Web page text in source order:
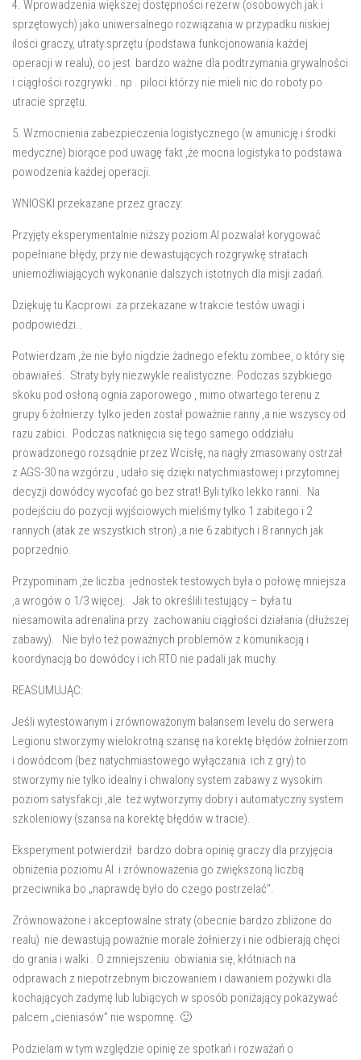
4. Wprowadzenia większej dostępności rezerw (osobowych jak i
sprzętowych) jako uniwersalnego rozwiązania w przypadku niskiej
ilości graczy, utraty sprzętu (podstawa funkcjonowania każdej
operacji w realu), co jest bardzo ważne dla podtrzymania grywalności
i ciągłości rozgrywki . np . piloci którzy nie mieli nic do roboty po
utracie sprzętu.
5. Wzmocnienia zabezpieczenia logistycznego (w amunicję i środki
medyczne) biorące pod uwagę fakt ,że mocna logistyka to podstawa
powodzenia każdej operacji.
WNIOSKI przekazane przez graczy:
Przyjęty eksperymentalnie niższy poziom AI pozwalał korygować
popełniane błędy, przy nie dewastujących rozgrywkę stratach
uniemożliwiających wykonanie dalszych istotnych dla misji zadań.
Dziękuję tu Kacprowi za przekazane w trakcie testów uwagi i
podpowiedzi..
Potwierdzam ,że nie było nigdzie żadnego efektu zombee, o który się
obawiałeś. Straty były niezwykle realistyczne. Podczas szybkiego
skoku pod osłoną ognia zaporowego , mimo otwartego terenu z
grupy 6 żołnierzy tylko jeden został poważnie ranny ,a nie wszyscy od
razu zabici. Podczas natknięcia się tego samego oddziału
prowadzonego rozsądnie przez Wcisłę, na nagły zmasowany ostrzał
z AGS-30 na wzgórzu , udało się dzięki natychmiastowej i przytomnej
decyzji dowódcy wycofać go bez strat! Byli tylko lekko ranni. Na
podejściu do pozycji wyjściowych mieliśmy tylko 1 zabitego i 2
rannych (atak ze wszystkich stron) ,a nie 6 zabitych i 8 rannych jak
poprzednio.
Przypominam ,że liczba jednostek testowych była o połowę mniejsza
,a wrogów o 1/3 więcej. Jak to określili testujący – była tu
niesamowita adrenalina przy zachowaniu ciągłości działania (dłuższej
zabawy). Nie było też poważnych problemów z komunikacją i
koordynacją bo dowódcy i ich RTO nie padali jak muchy.
REASUMUJĄC:
Jeśli wytestowanym i zrównoważonym balansem levelu do serwera
Legionu stworzymy wielokrotną szansę na korektę błędów żołnierzom
i dowódcom (bez natychmiastowego wyłączania ich z gry) to
stworzymy nie tylko idealny i chwalony system zabawy z wysokim
poziom satysfakcji ,ale też wytworzymy dobry i automatyczny system
szkoleniowy (szansa na korektę błędów w tracie).
Eksperyment potwierdził bardzo dobra opinię graczy dla przyjęcia
obniżenia poziomu AI i zrównoważenia go zwiększoną liczbą
przeciwnika bo „naprawdę było do czego postrzelać”.
Zrównoważone i akceptowalne straty (obecnie bardzo zbliżone do
realu) nie dewastują poważnie morale żołnierzy i nie odbierają chęci
do grania i walki . O zmniejszeniu obwiania się, kłótniach na
odprawach z niepotrzebnym biczowaniem i dawaniem pożywki dla
kochających zadymę lub lubiących w sposób poniżający pokazywać
palcem „cieniasów” nie wspomnę. 🙂
Podzielam w tym względzie opinię ze spotkań i rozważań o